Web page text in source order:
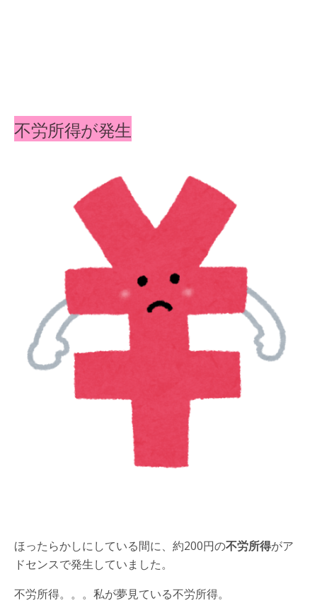
不労所得が発生
ほったらかしにしている間に、約200円の不労所得がア
ドセンスで発生していました。
不労所得。。。私が夢見ている不労所得。